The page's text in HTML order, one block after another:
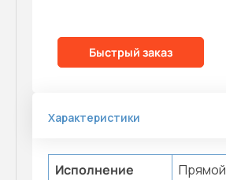
Быстрый заказ
Характеристики
Исполнение
Прямой